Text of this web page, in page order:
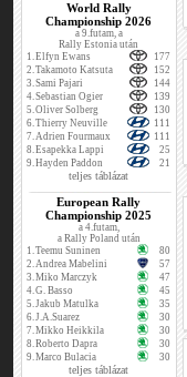
World Rally
Championship 2026
a 9.futam, a
Rally Estonia után
1.Elfyn Ewans
177
2.Takamoto Katsuta
152
3.Sami Pajari
144
4.Sebastian Ogier
139
5.Oliver Solberg
130
6.Thierry Neuville
111
7.Adrien Fourmaux
111
8.Esapekka Lappi
25
9.Hayden Paddon 21
teljes táblázat
European Rally
Championship 2025
a 4.futam,
a Rally Poland után
1.Teemu Suninen
80
2.Andrea Mabelini
57
3.Miko Marczyk
47
4.G. Basso
45
5.Jakub Matulka
35
6.J.A.Suarez
30
7.Mikko Heikkila
30
8.Roberto Dapra
30
9.Marco Bulacia 30
teljes táblázat